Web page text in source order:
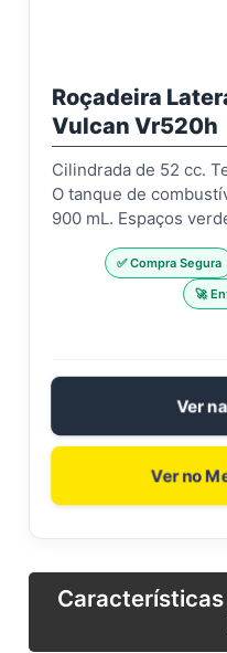
Roçadeira
Vulcan Vr520h
Cilindrada de 52 cc.
O tanque de
900 mL. Espaços
✅ Compra Segura
🚀
Ver
Ver no